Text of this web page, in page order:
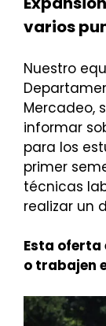
varios
Nuestro
Mercadeo,
informar
para los
primer
técnicas
realizar un
Esta oferta
o trabajen